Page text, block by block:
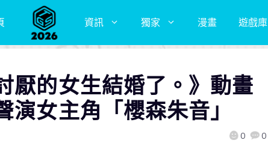
資訊 獨家 漫畫 遊戲庫
厭的女生結婚了。》動畫
女主角「櫻森朱音」
0 0